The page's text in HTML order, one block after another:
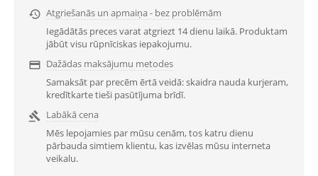
 Atgriešanās un apmaiņa - bez problēmām
Iegādātās preces varat atgriezt 14 dienu laikā. Produktam
jābūt visu rūpnīciskas iepakojumu.
 Dažādas maksājumu metodes
Samaksāt par precēm ērtā veidā: skaidra nauda kurjeram,
kredītkarte tieši pasūtījuma brīdī.

Labākā cena
Mēs lepojamies par mūsu cenām, tos katru dienu
pārbauda simtiem klientu, kas izvēlas mūsu interneta
veikalu.